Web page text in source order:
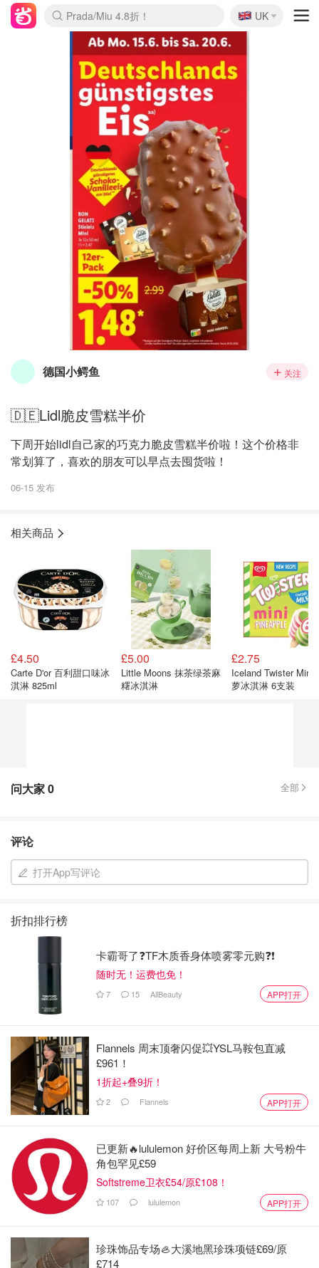
麦卢卡蜂蜜夏促！个位数！
Prada/Miu 4.8折！
啥？必胜客披萨5折！
🇬🇧
UK
德国小鳄鱼 关注
🇩🇪Lidl脆皮雪糕半价
下周开始lidl自己家的巧克力脆皮雪糕半价啦！这个价格非
常划算了，喜欢的朋友可以早点去囤货啦！
06-15 发布
相关商品
£4.50
Carte D'or 百利甜口味冰
淇淋 825ml
£5.00
Little Moons 抹茶绿茶麻
糬冰淇淋
£2.75
Iceland Twister Mini
萝冰淇淋 6支装
问大家0 全部
评论
打开App写评论
折扣排行榜
卡霸哥了❓TF木质香身体喷雾零元购❓❗
随时无！运费也免！
7 15 AllBeauty APP打开
Flannels 周末顶奢闪促💥YSL马鞍包直减
£961！
1折起+叠9折！
2 Flannels APP打开
已更新🔥lululemon 好价区每周上新 大号粉牛
角包罕见£59
Softstreme卫衣£54/原£108！
107 lululemon APP打开
珍珠饰品专场🦪大溪地黑珍珠项链£69/原
£714